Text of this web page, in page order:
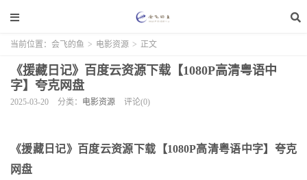
当前位置： 会飞的鱼 > 电影资源 > 正文
《援藏日记》百度云资源下载【1080P高清粤语中
字】夸克网盘
2025-03-20 分类： 电影资源 评论(0)
《援藏日记》百度云资源下载【1080P高清粤语中字】夸克
网盘